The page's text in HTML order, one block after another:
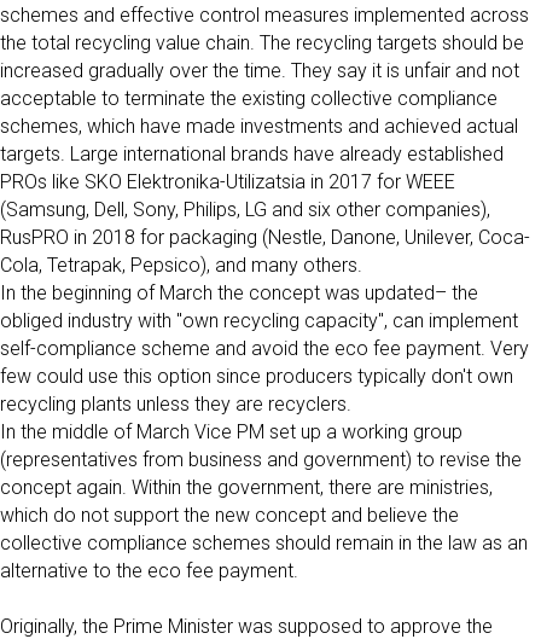
schemes and effective control measures implemented across
the total recycling value chain. The recycling targets should be
increased gradually over the time. They say it is unfair and not
acceptable to terminate the existing collective compliance
schemes, which have made investments and achieved actual
targets. Large international brands have already established
PROs like SKO Elektronika-Utilizatsia in 2017 for WEEE
(Samsung, Dell, Sony, Philips, LG and six other companies),
RusPRO in 2018 for packaging (Nestle, Danone, Unilever, Coca-
Cola, Tetrapak, Pepsico), and many others.
In the beginning of March the concept was updated– the
obliged industry with "own recycling capacity", can implement
self-compliance scheme and avoid the eco fee payment. Very
few could use this option since producers typically don't own
recycling plants unless they are recyclers.
In the middle of March Vice PM set up a working group
(representatives from business and government) to revise the
concept again. Within the government, there are ministries,
which do not support the new concept and believe the
collective compliance schemes should remain in the law as an
alternative to the eco fee payment.
Originally, the Prime Minister was supposed to approve the